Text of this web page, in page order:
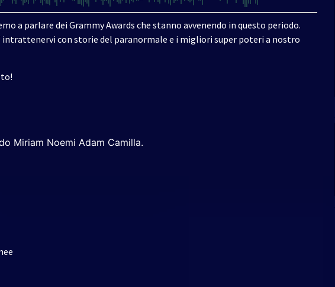
a parlare dei Grammy Awards che stanno avvenendo in questo periodo.
con storie del paranormale e i migliori super poteri a nostro
Miriam Noemi Adam Camilla.